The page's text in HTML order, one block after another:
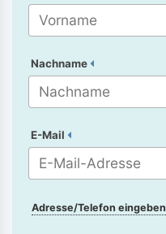
Nachname
E-Mail
Adresse/Telefon eingeben